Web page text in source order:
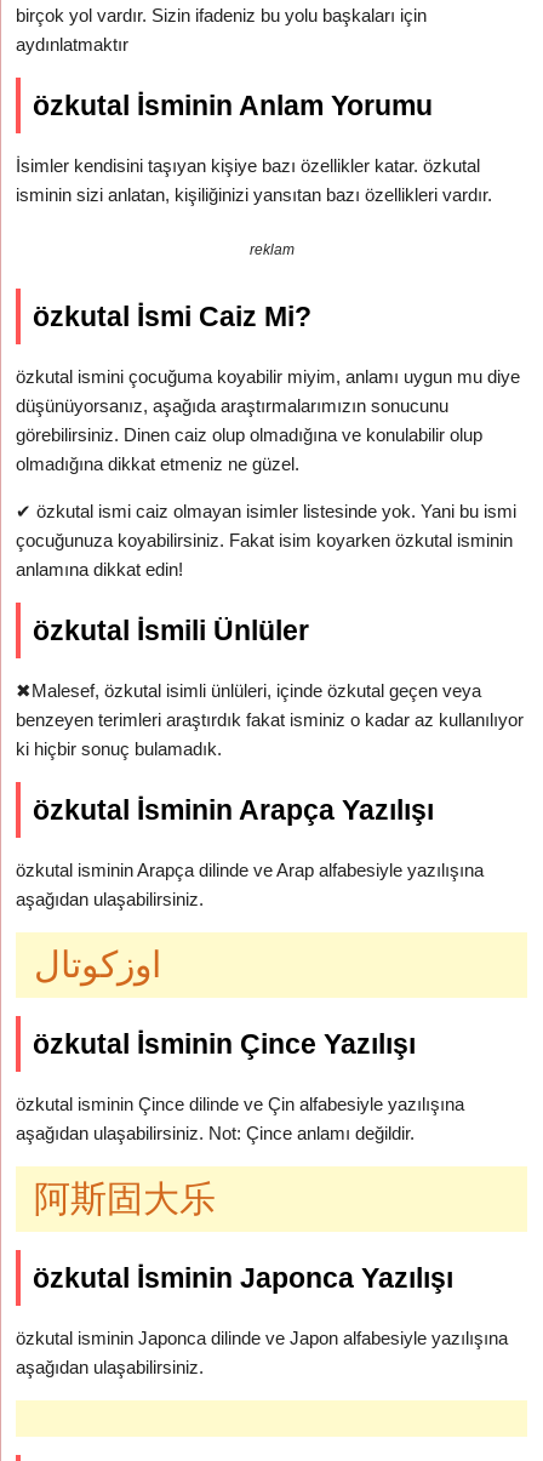
birçok yol vardır. Sizin ifadeniz bu yolu başkaları için
aydınlatmaktır
özkutal İsminin Anlam Yorumu
İsimler kendisini taşıyan kişiye bazı özellikler katar. özkutal
isminin sizi anlatan, kişiliğinizi yansıtan bazı özellikleri vardır.
reklam
özkutal İsmi Caiz Mi?
özkutal ismini çocuğuma koyabilir miyim, anlamı uygun mu diye
düşünüyorsanız, aşağıda araştırmalarımızın sonucunu
görebilirsiniz. Dinen caiz olup olmadığına ve konulabilir olup
olmadığına dikkat etmeniz ne güzel.
✔ özkutal ismi caiz olmayan isimler listesinde yok. Yani bu ismi
çocuğunuza koyabilirsiniz. Fakat isim koyarken özkutal isminin
anlamına dikkat edin!
özkutal İsmili Ünlüler
✖Malesef, özkutal isimli ünlüleri, içinde özkutal geçen veya
benzeyen terimleri araştırdık fakat isminiz o kadar az kullanılıyor
ki hiçbir sonuç bulamadık.
özkutal İsminin Arapça Yazılışı
özkutal isminin Arapça dilinde ve Arap alfabesiyle yazılışına
aşağıdan ulaşabilirsiniz.
اوزكوتال
özkutal İsminin Çince Yazılışı
özkutal isminin Çince dilinde ve Çin alfabesiyle yazılışına
aşağıdan ulaşabilirsiniz. Not: Çince anlamı değildir.
阿斯固大乐
özkutal İsminin Japonca Yazılışı
özkutal isminin Japonca dilinde ve Japon alfabesiyle yazılışına
aşağıdan ulaşabilirsiniz.